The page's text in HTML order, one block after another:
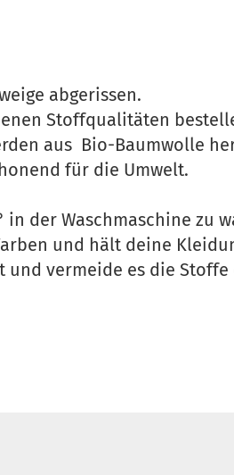
abgerissen.
Stoffqualitäten
aus Bio-Baumwolle
für die Umwelt.
der Waschmaschine zu
und hält deine
und vermeide es die